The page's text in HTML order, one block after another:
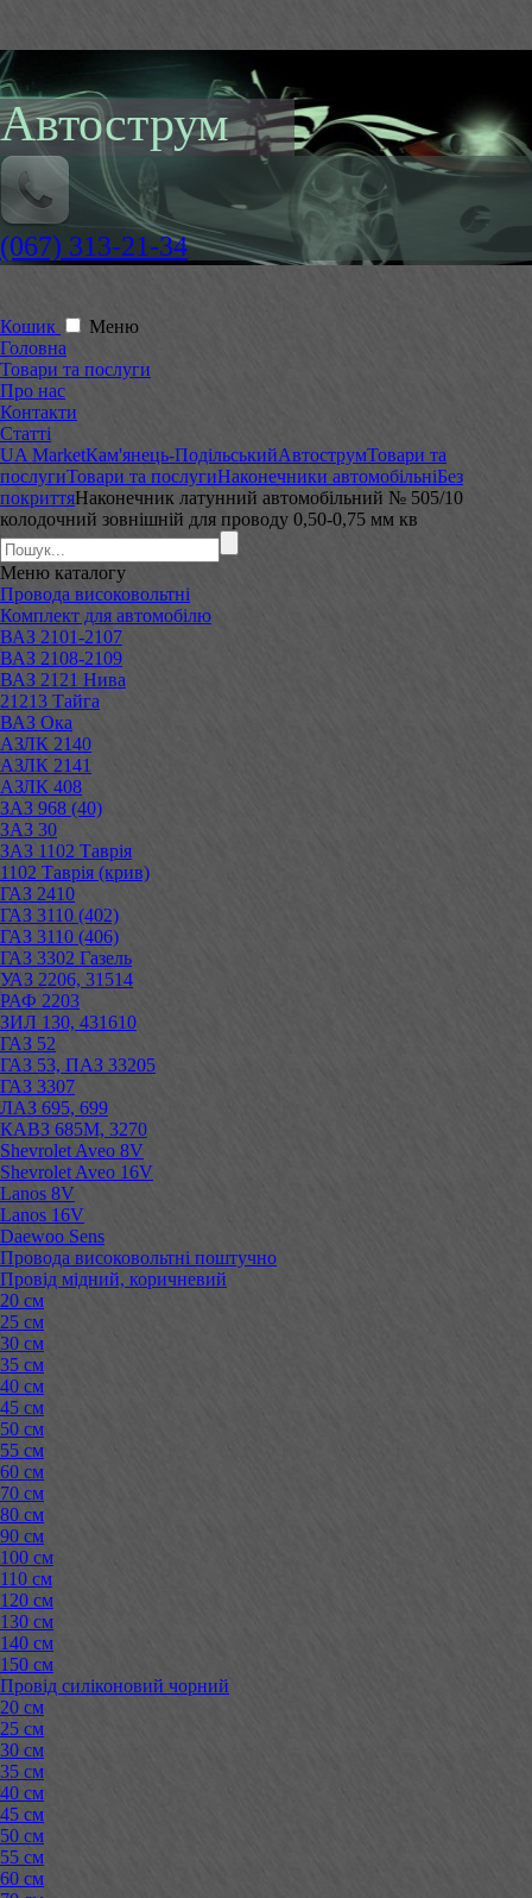
Автострум
(067) 313-21-34
Кошик
Меню
Головна
Товари та послуги
Про нас
Контакти
Статті
UA MarketКам'янець-ПодільськийАвтострумТовари та
послугиТовари та послугиНаконечники автомобільніБез
покриттяНаконечник латунний автомобільний № 505/10
колодочний зовнішній для проводу 0,50-0,75 мм кв
Меню каталогу
Провода високовольтні
Комплект для автомобілю
ВАЗ 2101-2107
ВАЗ 2108-2109
ВАЗ 2121 Нива
21213 Тайга
ВАЗ Ока
АЗЛК 2140
АЗЛК 2141
АЗЛК 408
ЗАЗ 968 (40)
ЗАЗ 30
ЗАЗ 1102 Таврія
1102 Таврія (крив)
ГАЗ 2410
ГАЗ 3110 (402)
ГАЗ 3110 (406)
ГАЗ 3302 Газель
УАЗ 2206, 31514
РАФ 2203
ЗИЛ 130, 431610
ГАЗ 52
ГАЗ 53, ПАЗ 33205
ГАЗ 3307
ЛАЗ 695, 699
КАВЗ 685М, 3270
Shevrolet Aveo 8V
Shevrolet Aveo 16V
Lanos 8V
Lanos 16V
Daewoo Sens
Провода високовольтні поштучно
Провід мідний, коричневий
20 см
25 см
30 см
35 см
40 см
45 см
50 см
55 см
60 см
70 см
80 см
90 см
100 см
110 см
120 см
130 см
140 см
150 см
Провід силіконовий чорний
20 см
25 см
30 см
35 см
40 см
45 см
50 см
55 см
60 см